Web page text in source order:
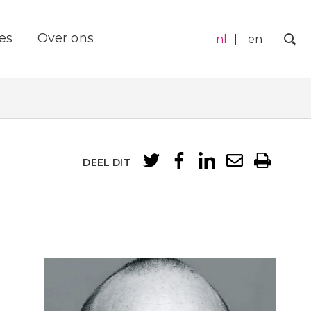
Over ons nl en
DEEL DIT